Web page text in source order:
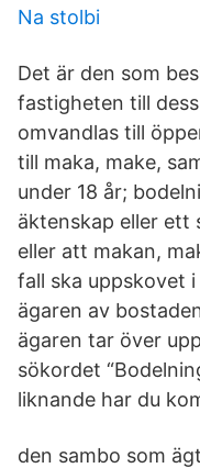
Na stolbi
Det är den som
fastigheten till
omvandlas till
till maka, make,
under 18 år;
äktenskap eller ett
eller att makan,
fall ska uppskovet
ägaren av
ägaren tar över
sökordet
liknande har du
den sambo som